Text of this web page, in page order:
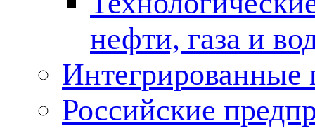
нефти, газа и
Российские